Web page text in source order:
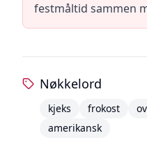
festmåltid sammen
Nøkkelord
kjeks frokost
amerikansk